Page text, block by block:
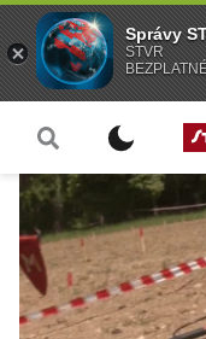
Správy
STVR